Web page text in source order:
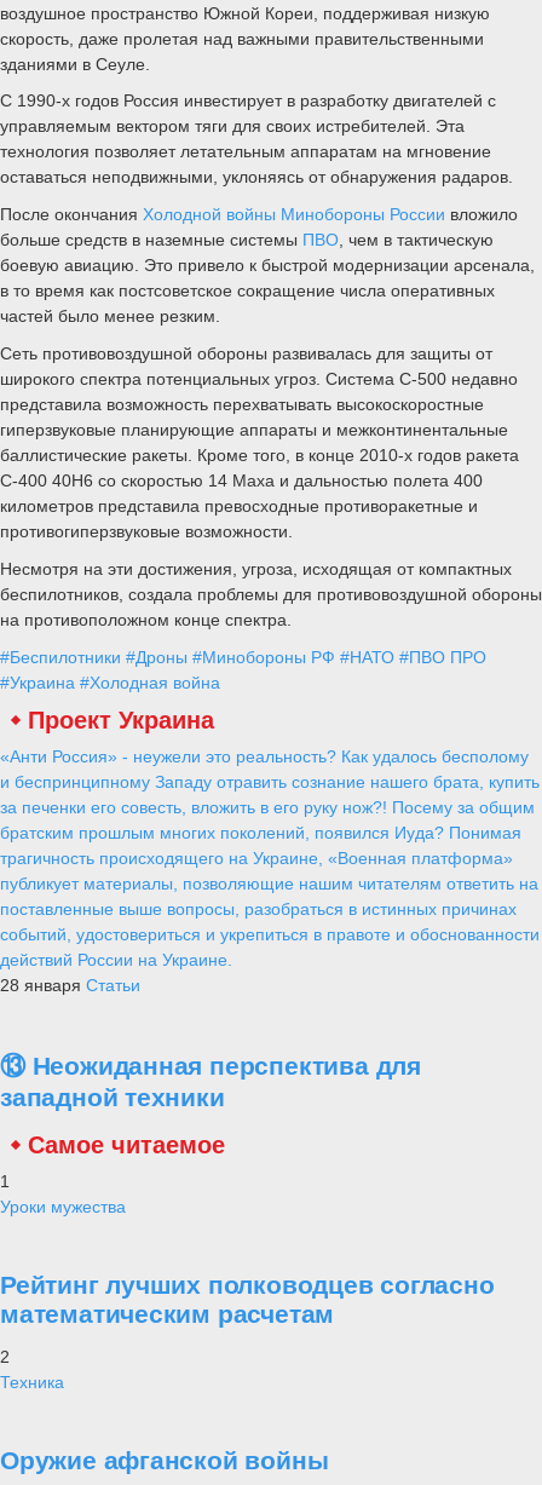
воздушное пространство Южной Кореи, поддерживая низкую
скорость, даже пролетая над важными правительственными
зданиями в Сеуле.
С 1990-х годов Россия инвестирует в разработку двигателей с
управляемым вектором тяги для своих истребителей. Эта
технология позволяет летательным аппаратам на мгновение
оставаться неподвижными, уклоняясь от обнаружения радаров.
После окончания Холодной войны Минобороны России вложило
больше средств в наземные системы ПВО, чем в тактическую
боевую авиацию. Это привело к быстрой модернизации арсенала,
в то время как постсоветское сокращение числа оперативных
частей было менее резким.
Сеть противовоздушной обороны развивалась для защиты от
широкого спектра потенциальных угроз. Система С-500 недавно
представила возможность перехватывать высокоскоростные
гиперзвуковые планирующие аппараты и межконтинентальные
баллистические ракеты. Кроме того, в конце 2010-х годов ракета
С-400 40Н6 со скоростью 14 Маха и дальностью полета 400
километров представила превосходные противоракетные и
противогиперзвуковые возможности.
Несмотря на эти достижения, угроза, исходящая от компактных
беспилотников, создала проблемы для противовоздушной обороны
на противоположном конце спектра.
#Беспилотники #Дроны #Минобороны РФ #НАТО #ПВО ПРО
#Украина #Холодная война
Проект Украина
«Анти Россия» - неужели это реальность? Как удалось бесполому
и беспринципному Западу отравить сознание нашего брата, купить
за печенки его совесть, вложить в его руку нож?! Посему за общим
братским прошлым многих поколений, появился Иуда? Понимая
трагичность происходящего на Украине, «Военная платформа»
публикует материалы, позволяющие нашим читателям ответить на
поставленные выше вопросы, разобраться в истинных причинах
событий, удостовериться и укрепиться в правоте и обоснованности
действий России на Украине.
28 января Статьи
⑬ Неожиданная перспектива для
западной техники
Самое читаемое
1
Уроки мужества
Рейтинг лучших полководцев согласно
математическим расчетам
2
Техника
Оружие афганской войны